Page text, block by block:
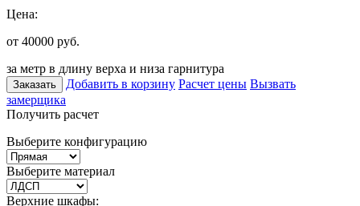
Цена:
от 40000 руб.
за метр в длину верха и низа гарнитура
Заказать Добавить в корзину Расчет цены Вызвать
замерщика
Получить расчет
Выберите конфигурацию
Выберите материал
Верхние шкафы: